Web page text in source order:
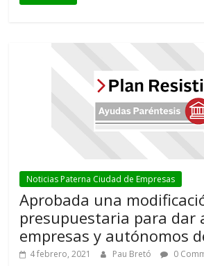
Noticias Paterna Ciudad de Empresas
Aprobada una
presupuestaria para dar
empresas y autónomos
4 febrero, 2021 Pau Bretó 0